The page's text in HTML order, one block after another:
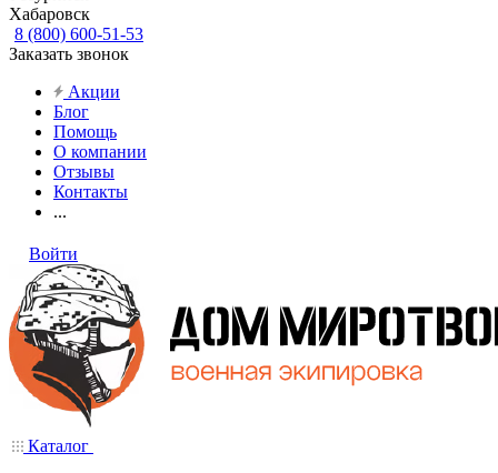
Хабаровск
8 (800) 600-51-53
Заказать звонок
Акции
Блог
Помощь
О компании
Отзывы
Контакты
...
Войти
Каталог